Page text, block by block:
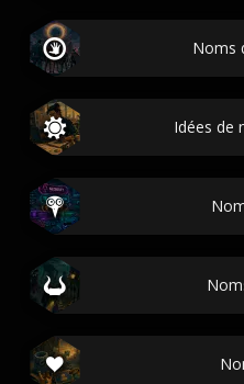
Noms
Idées de